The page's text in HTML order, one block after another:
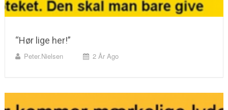
“Hør lige her!”
Peter.nielsen 2 År Ago